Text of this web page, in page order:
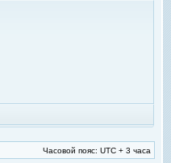
Часовой пояс: UTC + 3 часа